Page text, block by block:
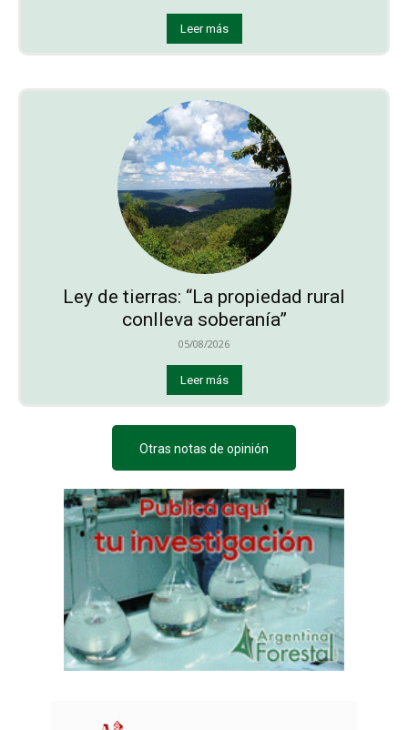
Leer más
Ley de tierras: “La propiedad rural
conlleva soberanía”
05/08/2026
Leer más
Otras notas de opinión